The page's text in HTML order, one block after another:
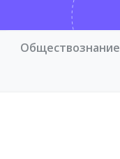
Обществознание